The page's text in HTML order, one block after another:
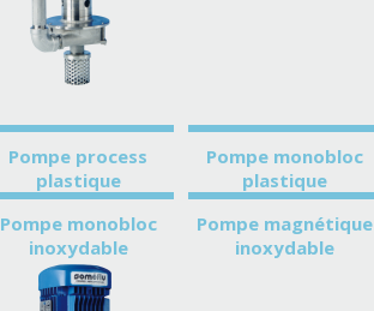
Pompe process
plastique
Pompe monobloc
plastique
Pompe monobloc
inoxydable
Pompe magnétique
inoxydable